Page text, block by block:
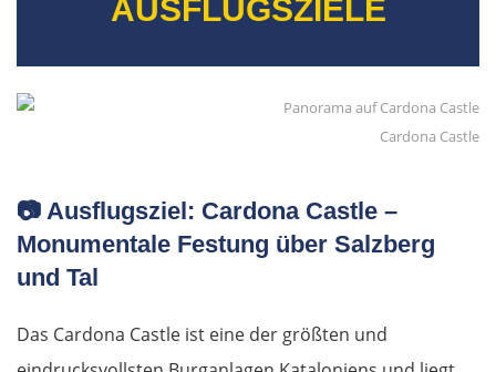
AUSFLUGSZIELE
Cardona Castle
📷 Ausflugsziel: Cardona Castle –
Monumentale Festung über Salzberg
und Tal
Das Cardona Castle ist eine der größten und
Ioannina
Argos Orestiko
Edessa